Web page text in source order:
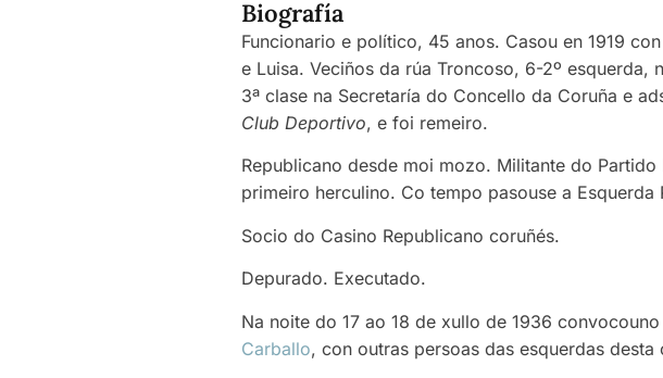
Biografía
Funcionario e político, 45 anos. Casou en 1919 con
e Luisa. Veciños da rúa Troncoso, 6-2º esquerda,
3ª clase na Secretaría do Concello da Coruña e
Club Deportivo, e foi remeiro.
Republicano desde moi mozo. Militante do
primeiro herculino. Co tempo pasouse a Esquerda
Socio do Casino Republicano coruñés.
Depurado. Executado.
Na noite do 17 ao 18 de xullo de 1936
Carballo, con outras persoas das esquerdas desta